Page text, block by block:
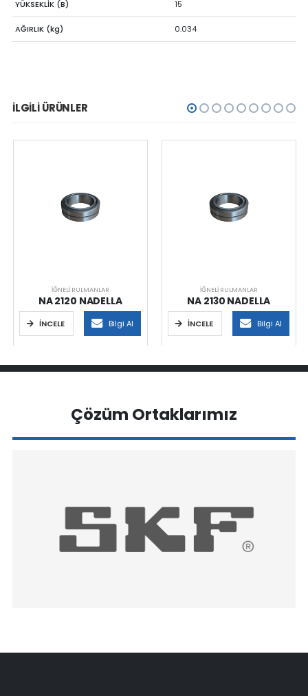
YÜKSEKLİK (B) 15
AĞIRLIK (kg) 0.034
İLGILI ÜRÜNLER
İĞNELI RULMANLAR
NA 2120 NADELLA
İNCELE Bilgi Al
İĞNELI RULMANLAR
NA 2130 NADELLA
İNCELE Bilgi Al
Çözüm Ortaklarımız